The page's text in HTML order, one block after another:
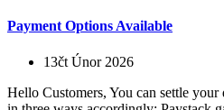
Payment Options Available
13čt Únor 2026
Hello Customers, You can settle